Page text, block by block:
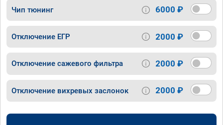
Чип тюнинг 6000 ₽
Отключение ЕГР 2000 ₽
Отключение сажевого фильтра 2000 ₽
Отключение вихревых заслонок 2000 ₽